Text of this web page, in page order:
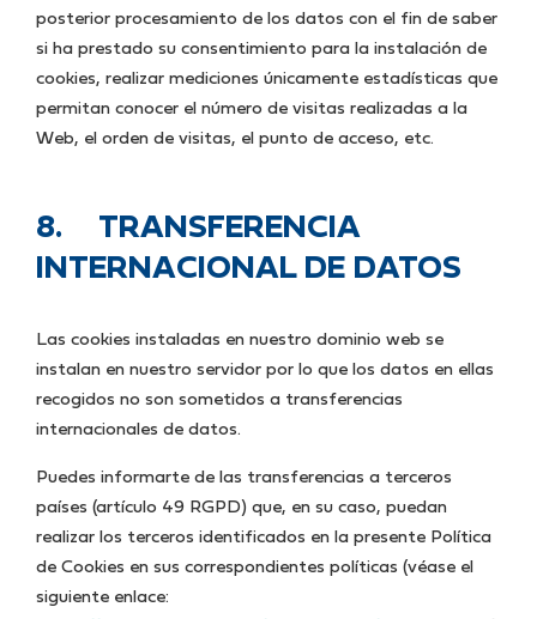
posterior procesamiento de los datos con el fin de saber
si ha prestado su consentimiento para la instalación de
cookies, realizar mediciones únicamente estadísticas que
permitan conocer el número de visitas realizadas a la
Web, el orden de visitas, el punto de acceso, etc.
8. TRANSFERENCIA
INTERNACIONAL DE DATOS
Las cookies instaladas en nuestro dominio web se
instalan en nuestro servidor por lo que los datos en ellas
recogidos no son sometidos a transferencias
internacionales de datos.
Puedes informarte de las transferencias a terceros
países (artículo 49 RGPD) que, en su caso, puedan
realizar los terceros identificados en la presente Política
de Cookies en sus correspondientes políticas (véase el
siguiente enlace: